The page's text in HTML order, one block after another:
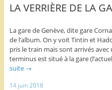
LA VERRIÈRE DE LA
La gare de Genève, dite gare
de l’album. On y voit Tintin et
pris le train mais sont arrivés avec
terminus est situé à la gare
suite →
14 juin 2018